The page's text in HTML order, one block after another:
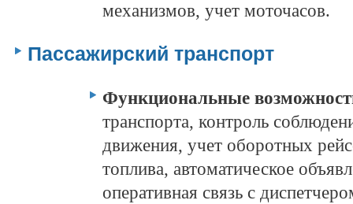
механизмов, учет моточасов.
Пассажирский транспорт
Функциональные
транспорта, контроль
движения, учет оборотных
топлива, автоматическое
оперативная связь с